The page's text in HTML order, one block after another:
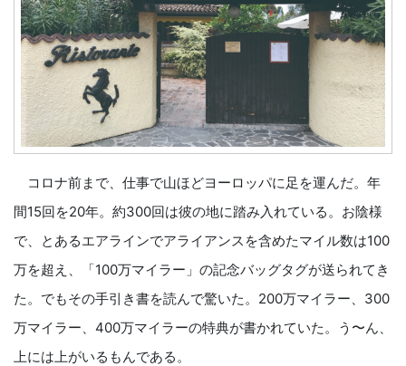
コロナ前まで、仕事で山ほどヨーロッパに足を運んだ。年
間15回を20年。約300回は彼の地に踏み入れている。お陰様
で、とあるエアラインでアライアンスを含めたマイル数は100
万を超え、「100万マイラー」の記念バッグタグが送られてき
た。でもその手引き書を読んで驚いた。200万マイラー、300
万マイラー、400万マイラーの特典が書かれていた。う〜ん、
上には上がいるもんである。